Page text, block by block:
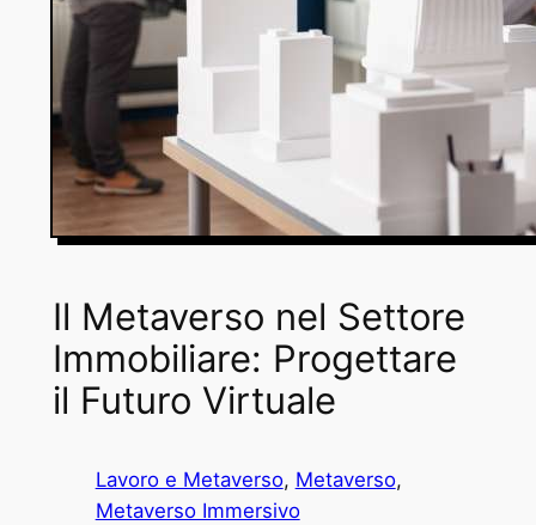
Il Metaverso nel Settore
Immobiliare: Progettare
il Futuro Virtuale
Lavoro e Metaverso, Metaverso
Metaverso Immersivo